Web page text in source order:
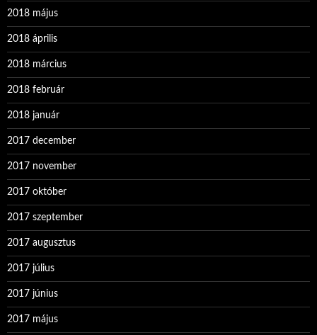
2018 május
2018 április
2018 március
2018 február
2018 január
2017 december
2017 november
2017 október
2017 szeptember
2017 augusztus
2017 július
2017 június
2017 május